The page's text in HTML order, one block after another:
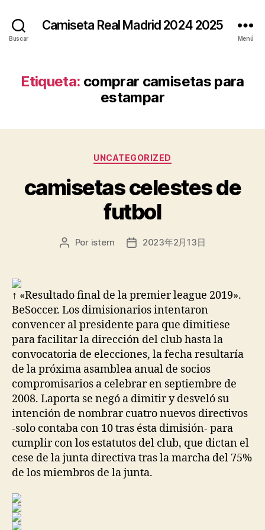
Buscar
Camiseta Real Madrid 2024 2025
Menú
Etiqueta: comprar camisetas para
estampar
Categorías
UNCATEGORIZED
camisetas celestes de
futbol
Autor
Por istern
Fecha2023年2月13日
↑ «Resultado final de la premier league 2019».
BeSoccer. Los dimisionarios intentaron
convencer al presidente para que dimitiese
para facilitar la dirección del club hasta la
convocatoria de elecciones, la fecha resultaría
de la próxima asamblea anual de socios
compromisarios a celebrar en septiembre de
2008. Laporta se negó a dimitir y desveló su
intención de nombrar cuatro nuevos directivos
-solo contaba con 10 tras ésta dimisión- para
cumplir con los estatutos del club, que dictan el
cese de la junta directiva tras la marcha del 75%
de los miembros de la junta.